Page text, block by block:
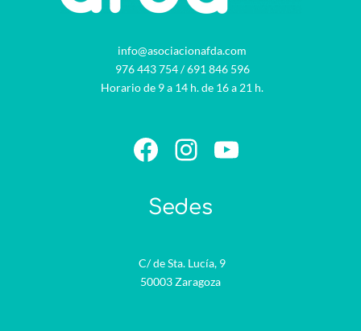
info@asociacionafda.com
976 443 754/691 846 596
Horario de 9 a 14 h. de 16 a 21 h.
Facebook
Instagram
YouTube
Sedes
C/ de Sta. Lucía, 9
50003 Zaragoza